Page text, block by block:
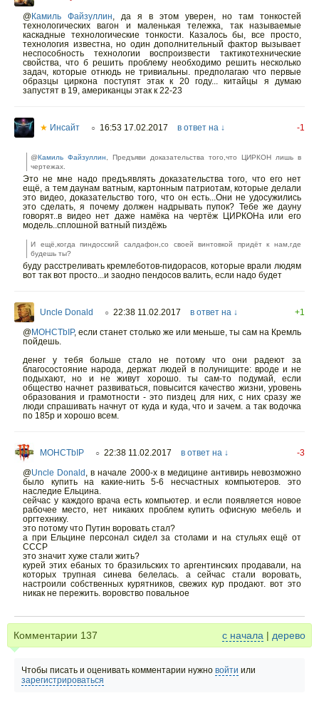
@Камиль Файзуллин, да я в этом уверен, но там тонкостей
технологических вагон и маленькая тележка, так называемые
каскадные технологические тонкости. Казалось бы, все просто,
технология известна, но один дополнительный фактор вызывает
неспособность технологии воспроизвести тактикотехнические
свойства, что б решить проблему необходимо решить несколько
задач, которые отнюдь не тривиальны. предполагаю что первые
образцы циркона поступят этак к 20 году... китайцы я думаю
запустят в 19, американцы этак к 22-23
★ Инсайт ○ 16:53 17.02.2017 в ответ на ↓ -1
@Камиль Файзуллин, Предъяви доказательства того,что ЦИРКОН лишь в
чертежах.
Это не мне надо предъявлять доказательства того, что его нет
ещё, а тем даунам ватным, картонным патриотам, которые делали
это видео, доказательство того, что он есть...Они не удосужились
это сделать, я почему должен надрывать пупок? Тебе же дауну
говорят..в видео нет даже намёка на чертёж ЦИРКОНа или его
модель..сплошной ватный пиздёжь
И ещё,когда пиндосский салдафон,со своей винтовкой придёт к нам,где
будешь ты?
буду расстреливать кремлеботов-пидорасов, которые врали людям
вот так вот просто...и заодно пендосов валить, если надо будет
Uncle Donald ○ 22:38 11.02.2017 в ответ на ↓
+1
@MOHCTbIP, если станет столько же или меньше, ты сам на Кремль
пойдешь.
денег у тебя больше стало не потому что они радеют за
благосостояние народа, держат людей в полунищите: вроде и не
подыхают, но и не живут хорошо. ты сам-то подумай, если
общество начнет развиваться, повысится качество жизни, уровень
образования и грамотности - это пиздец для них, с них сразу же
люди спрашивать начнут от куда и куда, что и зачем. а так водочка
по 185р и хорошо всем.
MOHCTbIP ○ 22:38 11.02.2017 в ответ на ↓
-3
@Uncle Donald ,в начале 2000-х в медицине антивирь невозможно
было купить на какие-нить 5-6 несчастных компьютеров. это
наследие Ельцина.
сейчас у каждого врача есть компьютер. и если появляется новое
рабочее место, нет никаких проблем купить офисную мебель и
оргтехнику.
это потому что Путин воровать стал?
а при Ельцине персонал сидел за столами и на стульях ещё от
СССР
это значит хуже стали жить?
курей этих ебаных то бразильских то аргентинских продавали, на
которых трупная синева белелась. а сейчас стали воровать,
настроили собственных курятников, свежих кур продают. вот это
никак не пережить. воровство повальное
Комментарии 137 с начала | дерево
Чтобы писать и оценивать комментарии нужно войти или
зарегистрироваться